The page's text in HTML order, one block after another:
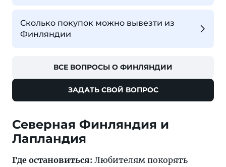
Сколько покупок можно вывезти из
Финляндии
ВСЕ ВОПРОСЫ О ФИНЛЯНДИИ
ЗАДАТЬ СВОЙ ВОПРОС
Северная Финляндия и
Где остановиться: Любителям покорять